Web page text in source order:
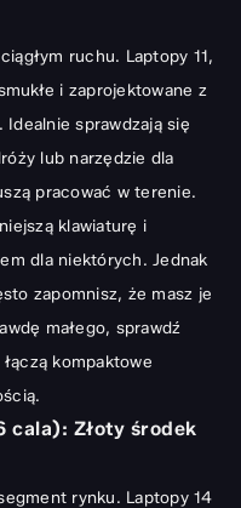
ruchu. Laptopy 11,
i zaprojektowane z
sprawdzają się
lub narzędzie dla
pracować w terenie.
klawiaturę i
dla niektórych. Jednak
zapomnisz, że masz je
małego, sprawdź
kompaktowe
cala): Złoty środek
rynku. Laptopy 14